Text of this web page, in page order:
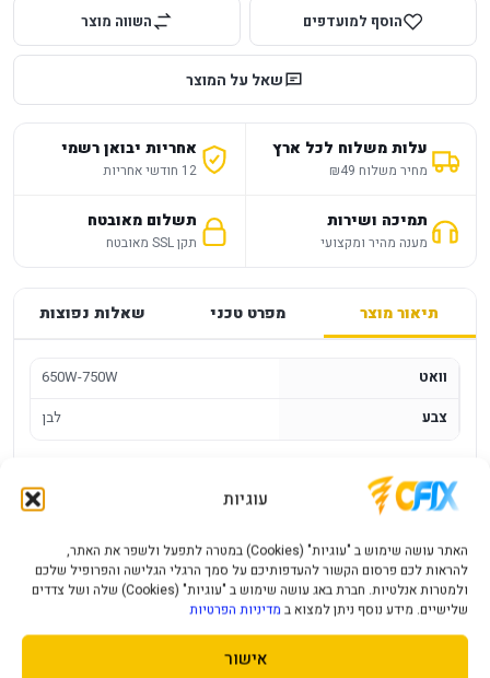
עוגיות
האתר עושה שימוש ב "עוגיות" (Cookies) במטרה לתפעל ולשפר את האתר,
להראות לכם פרסום הקשור להעדפותיכם על סמך הרגלי הגלישה והפרופיל שלכם
ולמטרות אנלטיות. חברת באג עושה שימוש ב "עוגיות" (Cookies) שלה ושל צדדים
שלישיים. מידע נוסף ניתן למצוא ב מדיניות הפרטיות
אישור
הוסף למועדפים השווה מוצר
שאל על המוצר
עלות משלוח לכל ארץ
מחיר משלוח ₪49
אחריות יבואן רשמי
12 חודשי אחריות
תמיכה ושירות
מענה מהיר ומקצועי
תשלום מאובטח
תקן SSL מאובטח
תיאור מוצר מפרט טכני שאלות נפוצות
וואט
650W-750W
צבע
לבן
Plus Gold Fully Modular ATX 3.1
מק"ט יצרן CP-9020273-EU
WATT 750W
תקנים 80 plus Gold
חיבור לכרטיס מסך 2X8 PIN